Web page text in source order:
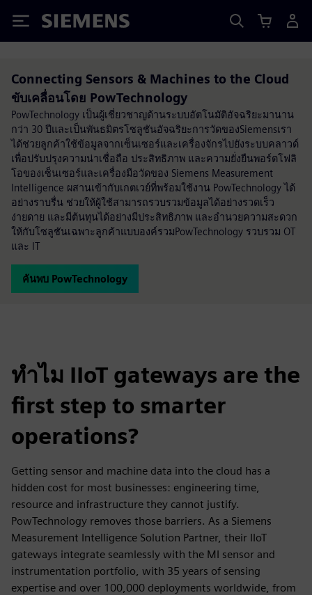
Siemens
Connecting Sensors & Machines to the Cloud
ขับเคลื่อนโดย PowTechnology
PowTechnology เป็นผู้เชี่ยวชาญด้านระบบอัตโนมัติอัจฉริยะมานาน
กว่า 30 ปีและเป็นพันธมิตรโซลูชันอัจฉริยะการวัดของSiemensเรา
ได้ช่วยลูกค้าใช้ข้อมูลจากเซ็นเซอร์และเครื่องจักรไปยังระบบคลาวด์
เพื่อปรับปรุงความน่าเชื่อถือ ประสิทธิภาพ และความยั่งยืนพอร์ตโฟลิ
โอของเซ็นเซอร์และเครื่องมือวัดของ Siemens Measurement
Intelligence ผสานเข้ากับเกตเวย์ที่พร้อมใช้งาน PowTechnology ได้
อย่างราบรื่น ช่วยให้ผู้ใช้สามารถรวบรวมข้อมูลได้อย่างรวดเร็ว
ง่ายดาย และมีต้นทุนได้อย่างมีประสิทธิภาพ และอำนวยความสะดวก
ให้กับโซลูชันเฉพาะลูกค้าแบบองค์รวมPowTechnology รวบรวม OT
และ IT
ค้นพบ PowTechnology
ทำไม IIoT gateways are the
first step to smarter
operations?
Getting sensor and machine data into the cloud has a
hidden cost for most businesses: engineering time,
resource and infrastructure they cannot justify.
PowTechnology removes those barriers. As a Siemens
Measurement Intelligence Solution Partner, their IIoT
gateways integrate seamlessly with the MI sensor and
instrumentation portfolio, with 35 years of sensing
expertise and over 100,000 deployments worldwide, from